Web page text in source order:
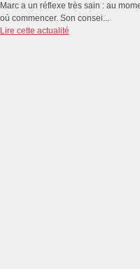
Marc a un réflexe très sain : au
où commencer. Son consei...
Lire cette actualité